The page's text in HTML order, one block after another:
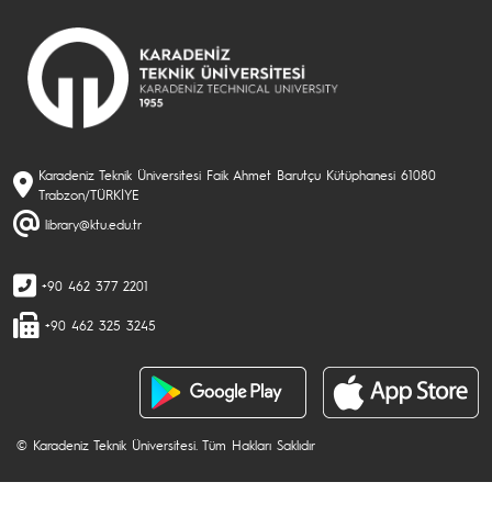
Karadeniz Teknik Üniversitesi Faik Ahmet Barutçu Kütüphanesi 61080
Trabzon/TÜRKİYE
library@ktu.edu.tr
+90 462 377 2201
+90 462 325 3245
© Karadeniz Teknik Üniversitesi. Tüm Hakları Saklıdır